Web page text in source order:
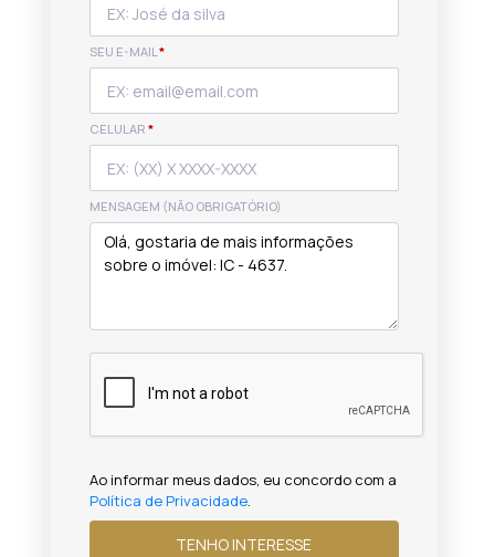
SEU E-MAIL*
CELULAR *
MENSAGEM (NÃO OBRIGATÓRIO)
Ao informar meus dados, eu concordo com a
Política de Privacidade.
TENHO INTERESSE